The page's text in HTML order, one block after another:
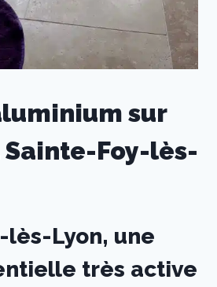
sur
Sainte-Foy-lès-
lès-Lyon, une
très active